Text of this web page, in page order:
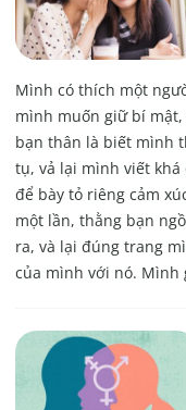
Mình có thích một
mình muốn giữ bí
bạn thân là biết mình
tụ, vả lại mình viết
để bày tỏ riêng cảm
một lần, thằng bạn
ra, và lại đúng trang
của mình với nó. Mình